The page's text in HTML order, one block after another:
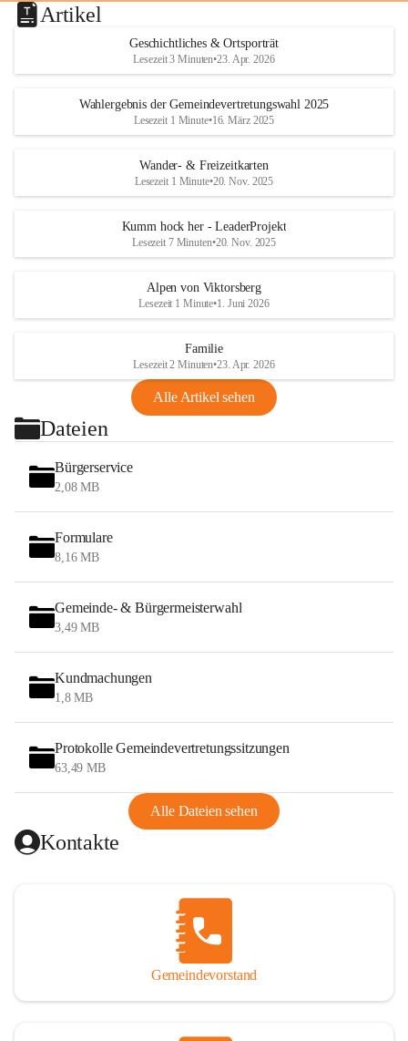
Artikel
Geschichtliches & Ortsporträt
Lesezeit 3 Minuten•23. Apr. 2026
Wahlergebnis der Gemeindevertretungswahl 2025
Lesezeit 1 Minute•16. März 2025
Wander- & Freizeitkarten
Lesezeit 1 Minute•20. Nov. 2025
Kumm hock her - LeaderProjekt
Lesezeit 7 Minuten•20. Nov. 2025
Alpen von Viktorsberg
Lesezeit 1 Minute•1. Juni 2026
Familie
Lesezeit 2 Minuten•23. Apr. 2026
Alle Artikel sehen
Dateien
Bürgerservice
2,08 MB
Formulare
8,16 MB
Gemeinde- & Bürgermeisterwahl
3,49 MB
Kundmachungen
1,8 MB
Protokolle Gemeindevertretungssitzungen
63,49 MB
Alle Dateien sehen
Kontakte
Gemeindevorstand